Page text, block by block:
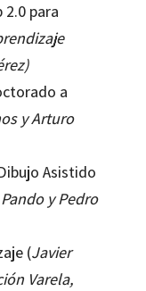
2.0 para
a
y Arturo
Asistido
y Pedro
(Javier
Varela,